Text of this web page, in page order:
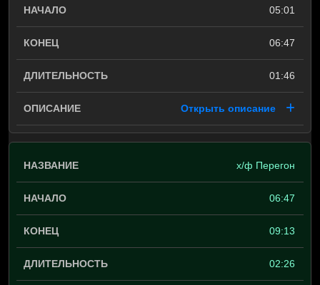
05:01
06:47
01:46
Открыть описание
х/ф Перегон
06:47
09:13
02:26